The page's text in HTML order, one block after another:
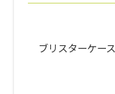
ブリスターケー